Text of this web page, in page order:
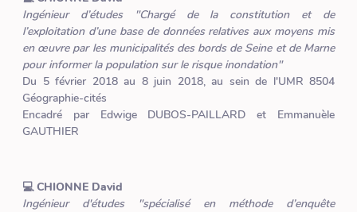
Ingénieur d’études "Chargé de la constitution et de
l’exploitation d’une base de données relatives aux moyens mis
en œuvre par les municipalités des bords de Seine et de Marne
pour informer la population sur le risque inondation"
Du 5 février 2018 au 8 juin 2018, au sein de l'UMR 8504
Géographie-cités
Encadré par Edwige DUBOS-PAILLARD et Emmanuèle
GAUTHIER
💻 CHIONNE David
Ingénieur d'études "spécialisé en méthode d’enquête